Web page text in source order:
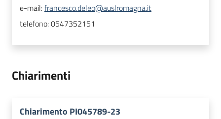
e-mail:francesco.deleo@auslromagna.it
telefono:0547352151
Chiarimenti
Chiarimento PI045789-23